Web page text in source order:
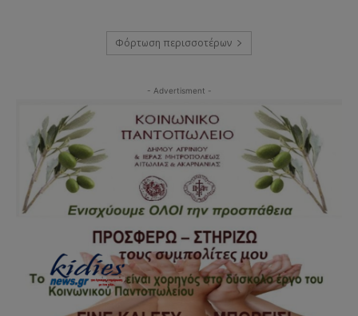
Φόρτωση περισσοτέρων
- Advertisment -